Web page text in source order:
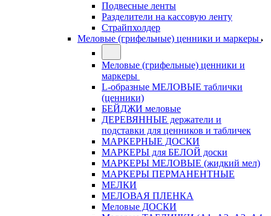
Подвесные ленты
Разделители на кассовую ленту
Страйпхолдер
Меловые (грифельные) ценники и маркеры
Меловые (грифельные) ценники и
маркеры
L-образные МЕЛОВЫЕ таблички
(ценники)
БЕЙДЖИ меловые
ДЕРЕВЯННЫЕ держатели и
подставки для ценников и табличек
МАРКЕРНЫЕ ДОСКИ
МАРКЕРЫ для БЕЛОЙ доски
МАРКЕРЫ МЕЛОВЫЕ (жидкий мел)
МАРКЕРЫ ПЕРМАНЕНТНЫЕ
МЕЛКИ
МЕЛОВАЯ ПЛЕНКА
Меловые ДОСКИ